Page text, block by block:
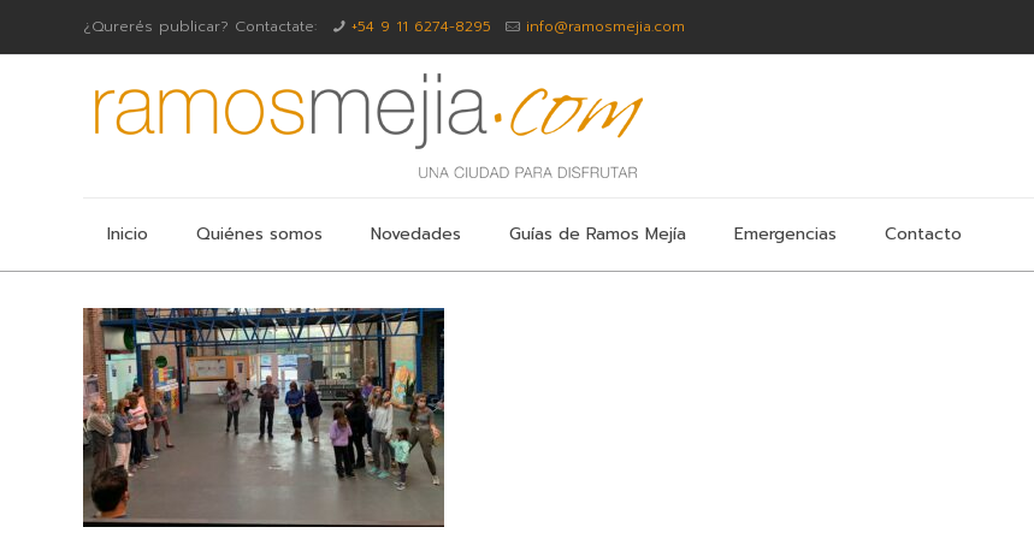
¿Qurerés publicar? Contactate: +54 9 11 6274-8295 info@ramosmejia.com
Inicio Quiénes somos Novedades Guías de Ramos Mejía Emergencias Contacto